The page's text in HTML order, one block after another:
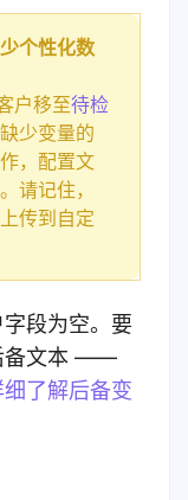
个性化数
户移至待检
少变量的
，配置文
请记住，
传到自定
段为空。要
备文本 ——
细了解后备变